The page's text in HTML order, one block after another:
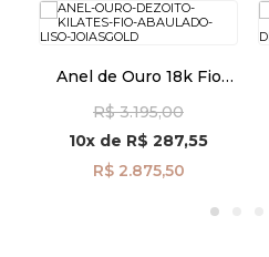
Anel de Ouro 18k Fio
R$ 3.195,00
10x de R$ 287,55
R$ 2.875,50